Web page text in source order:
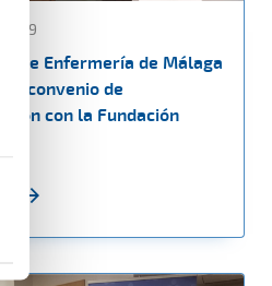
de Enfermería de Málaga
el convenio de
con la Fundación